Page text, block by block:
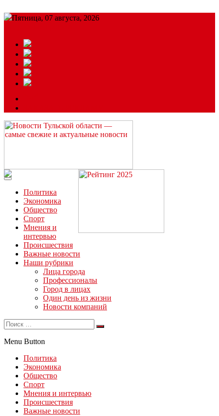
Пятница, 07 августа, 2026
Читайте последние новости дня в Тульской области на сайте
“ЗаНовомосковск”
Политика
Экономика
Общество
Спорт
Мнения и
интервью
Происшествия
Важные новости
Наши рубрики
Лица города
Профессионалы
Город в лицах
Один день из жизни
Новости компаний
Menu Button
Политика
Экономика
Общество
Спорт
Мнения и интервью
Происшествия
Важные новости